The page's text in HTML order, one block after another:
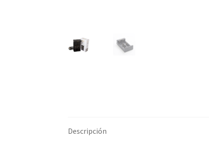
Descripción